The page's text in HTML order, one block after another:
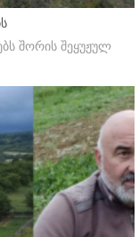
შორის შეყუჟულ